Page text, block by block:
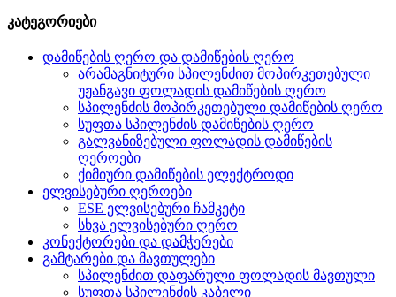
კატეგორიები
დამიწების ღერო და დამიწების ღერო
არამაგნიტური სპილენძით მოპირკეთებული
უჟანგავი ფოლადის დამიწების ღერო
სპილენძის მოპირკეთებული დამიწების ღერო
სუფთა სპილენძის დამიწების ღერო
გალვანიზებული ფოლადის დამიწების
ღეროები
ქიმიური დამიწების ელექტროდი
ელვისებური ღეროები
ESE ელვისებური ჩამკეტი
სხვა ელვისებური ღერო
კონექტორები და დამჭერები
გამტარები და მავთულები
სპილენძით დაფარული ფოლადის მავთული
სუფთა სპილენძის კაბელი